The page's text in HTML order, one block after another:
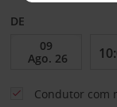
DE
Condutor com